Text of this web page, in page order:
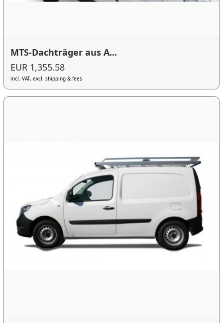
MTS-Dachträger aus A...
EUR 1,355.58
incl. VAT, excl. shipping & fees